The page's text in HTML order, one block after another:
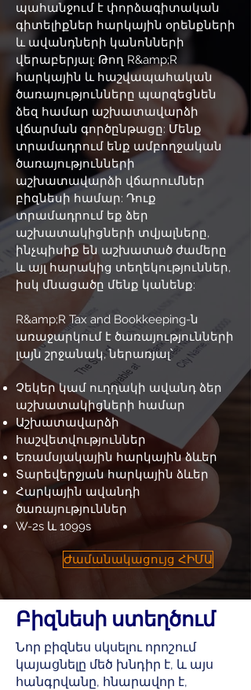
պահանջում է փորձագիտական
գիտելիքներ հարկային օրենքների
և ավանդների կանոնների
վերաբերյալ: Թող R&amp;R
հարկային և հաշվապահական
ծառայությունները պարզեցնեն
ձեզ համար աշխատավարձի
վճարման գործընթացը: Մենք
տրամադրում ենք ամբողջական
ծառայությունների
աշխատավարձի վճարումներ
բիզնեսի համար: Դուք
տրամադրում եք ձեր
աշխատակիցների տվյալները,
ինչպիսիք են աշխատած ժամերը
և այլ հարակից տեղեկություններ,
իսկ մնացածը մենք կանենք:
R&amp;R Tax and Bookkeeping-ն
առաջարկում է ծառայությունների
լայն շրջանակ, ներառյալ՝
Չեկեր կամ ուղղակի ավանդ ձեր
աշխատակիցների համար
Աշխատավարձի
հաշվետվություններ
Եռամսյակային հարկային ձևեր
Տարեվերջյան հարկային ձևեր
Հարկային ավանդի
ծառայություններ
W-2s և 1099s
Ժամանակացույց ՀԻՄԱ
Բիզնեսի ստեղծում
Նոր բիզնես սկսելու որոշում
կայացնելը մեծ խնդիր է, և այս
հանգրվանը, հնարավոր է,